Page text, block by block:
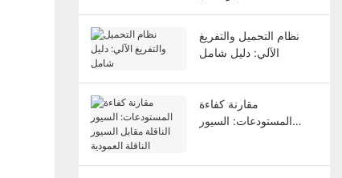
نظام التحميل والتفريغ
الآلي: دليل شامل
مقارنة كفاءة
المستودعات: السيور